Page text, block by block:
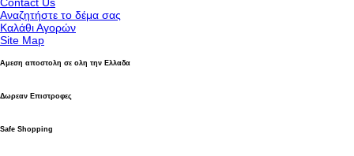
Αναζητήστε το δέμα σας
Καλάθι Αγορών
Site Map
Αμεση αποστολη σε ολη την Ελλαδα
Δωρεαν Επιστροφες
Safe Shopping